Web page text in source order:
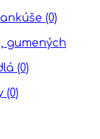
(0)
gumených
(0)
(0)